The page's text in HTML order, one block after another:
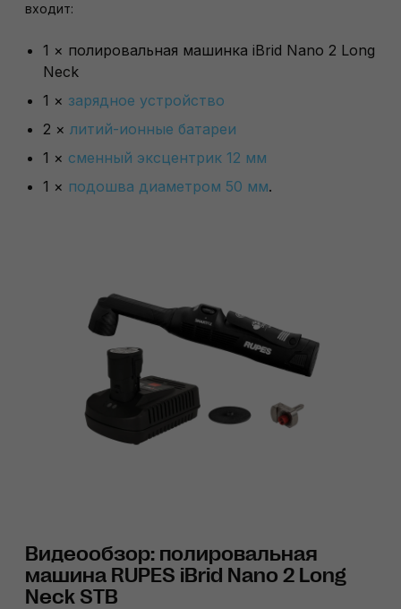
входит:
1 × полировальная машинка iBrid Nano 2 Long
Neck
1 × зарядное устройство
2 × литий-ионные батареи
1 × сменный эксцентрик 12 мм
1 × подошва диаметром 50 мм.
Видеообзор: полировальная
машина RUPES iBrid Nano 2 Long
Neck STB